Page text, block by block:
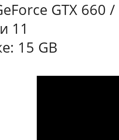
GTX 660
11
15 GB